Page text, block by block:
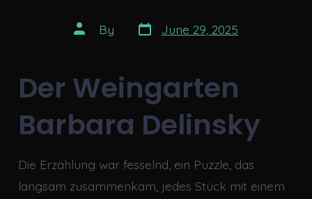
Post
author
By Post
date
June 29, 2025
Der Weingarten
Barbara Delinsky
Die Erzählung war fesselnd, ein Puzzle, das
langsam zusammenkam, jedes Stück mit einem